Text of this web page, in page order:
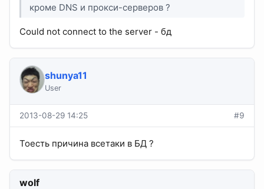
кроме DNS и прокси-серверов ?
Could not connect to the server - бд
shunya11
User
2013-08-29 14:25 #9
Тоесть причина всетаки в БД ?
wolf